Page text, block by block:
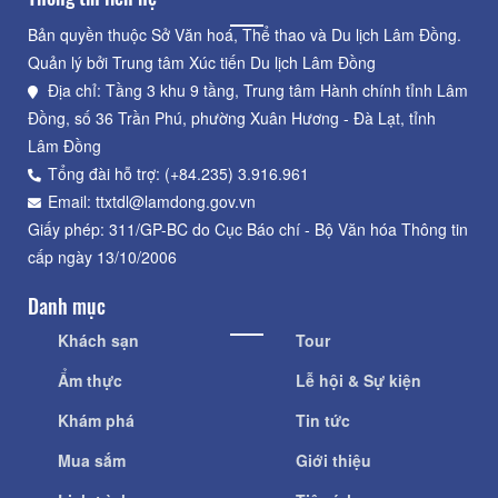
Bản quyền thuộc Sở Văn hoá, Thể thao và Du lịch Lâm Đồng.
Quản lý bởi Trung tâm Xúc tiến Du lịch Lâm Đồng
Địa chỉ: Tầng 3 khu 9 tầng, Trung tâm Hành chính tỉnh Lâm
Đồng, số 36 Trần Phú, phường Xuân Hương - Đà Lạt, tỉnh
Lâm Đồng
Tổng đài hỗ trợ: (+84.235) 3.916.961
Email: ttxtdl@lamdong.gov.vn
Giấy phép: 311/GP-BC do Cục Báo chí - Bộ Văn hóa Thông tin
cấp ngày 13/10/2006
Danh mục
Khách sạn
Ẩm thực
Khám phá
Mua sắm
Tour
Lễ hội & Sự kiện
Tin tức
Giới thiệu